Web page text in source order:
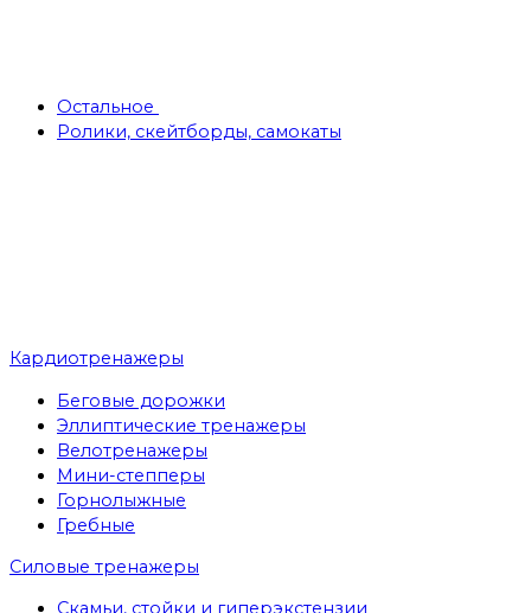
Остальное
Ролики, скейтборды, самокаты
Кардиотренажеры
Беговые дорожки
Эллиптические тренажеры
Велотренажеры
Мини-степперы
Горнолыжные
Гребные
Cиловые тренажеры